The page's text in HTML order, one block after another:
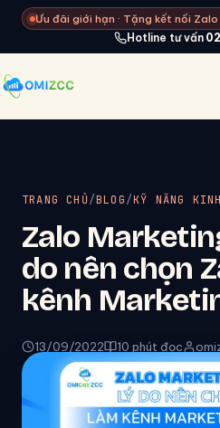
Ưu đãi giới hạn · Tặng kết nối
Hotline tư vấn
TRANG CHỦ/BLOG/KỸ NĂNG
Zalo
do nên chọn
kênh
13/09/2022 10 phút đọc